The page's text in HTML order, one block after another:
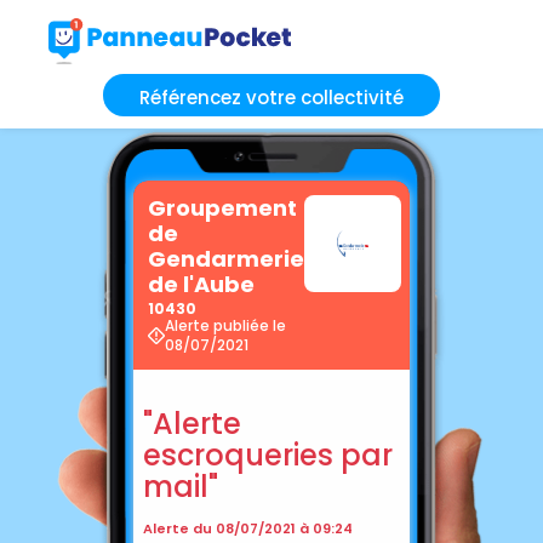
Référencez votre collectivité
Groupement
de
Gendarmerie
de l'Aube
10430
Alerte publiée le
08/07/2021
"Alerte
escroqueries par
mail"
Alerte du 08/07/2021 à 09:24